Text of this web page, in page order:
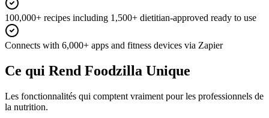
100,000+ recipes including 1,500+ dietitian-approved ready to use
Connects with 6,000+ apps and fitness devices via Zapier
Ce qui Rend Foodzilla Unique
Les fonctionnalités qui comptent vraiment pour les professionnels de
la nutrition.